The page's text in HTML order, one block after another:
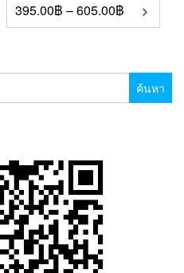
395.00฿ –605.00฿